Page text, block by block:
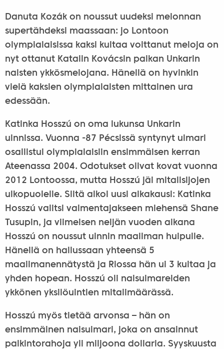
Danuta Kozák on noussut uudeksi melonnan
supertähdeksi maassaan: jo Lontoon
olympialaisissa kaksi kultaa voittanut meloja on
nyt ottanut Katalin Kovácsin paikan Unkarin
naisten ykkösmelojana. Hänellä on hyvinkin
vielä kaksien olympialaisten mittainen ura
edessään.
Katinka Hosszú on oma lukunsa Unkarin
uinnissa. Vuonna -87 Pécsissä syntynyt uimari
osallistui olympialaisiin ensimmäisen kerran
Ateenassa 2004. Odotukset olivat kovat vuonna
2012 Lontoossa, mutta Hosszú jäi mitalisijojen
ulkopuolelle. Siitä alkoi uusi aikakausi: Katinka
Hosszú valitsi valmentajakseen miehensä Shane
Tusupin, ja viimeisen neljän vuoden aikana
Hosszú on noussut uinnin maailman huipulle.
Hänellä on hallussaan yhteensä 5
maailmanennätystä ja Riossa hän ui 3 kultaa ja
yhden hopean. Hosszú oli naisuimareiden
ykkönen yksilöuintien mitalimäärässä.
Hosszú myös tietää arvonsa – hän on
ensimmäinen naisuimari, joka on ansainnut
palkintorahoja yli miljoona dollaria. Syyskuusta